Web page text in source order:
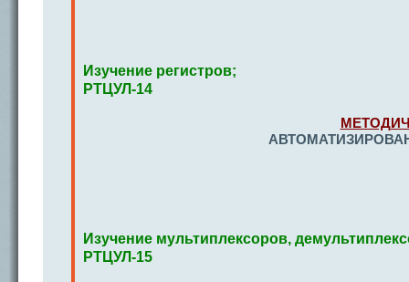
Изучение регистров;
РТЦУЛ-14
Изучение мультиплексоров,
РТЦУЛ-15